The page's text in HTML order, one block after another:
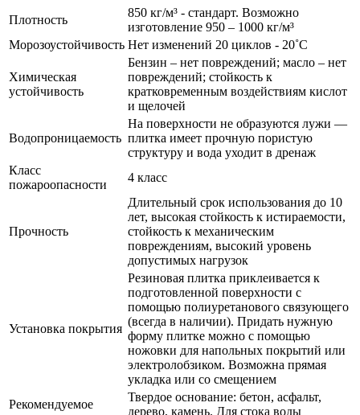
Плотность
850 кг/м³ - стандарт. Возможно
изготовление 950 – 1000 кг/м³
Морозоустойчивость Нет изменений 20 циклов - 20˚С
Химическая
устойчивость
Бензин – нет повреждений; масло – нет
повреждений; стойкость к
кратковременным воздействиям кислот
и щелочей
Водопроницаемость
На поверхности не образуются лужи —
плитка имеет прочную пористую
структуру и вода уходит в дренаж
Класс
пожароопасности
4 класс
Прочность
Длительный срок использования до 10
лет, высокая стойкость к истираемости,
стойкость к механическим
повреждениям, высокий уровень
допустимых нагрузок
Установка покрытия
Резиновая плитка приклеивается к
подготовленной поверхности с
помощью полиуретанового связующего
(всегда в наличии). Придать нужную
форму плитке можно с помощью
ножовки для напольных покрытий или
электролобзиком. Возможна прямая
укладка или со смещением
Рекомендуемое
Твердое основание: бетон, асфальт,
дерево, камень. Для стока воды